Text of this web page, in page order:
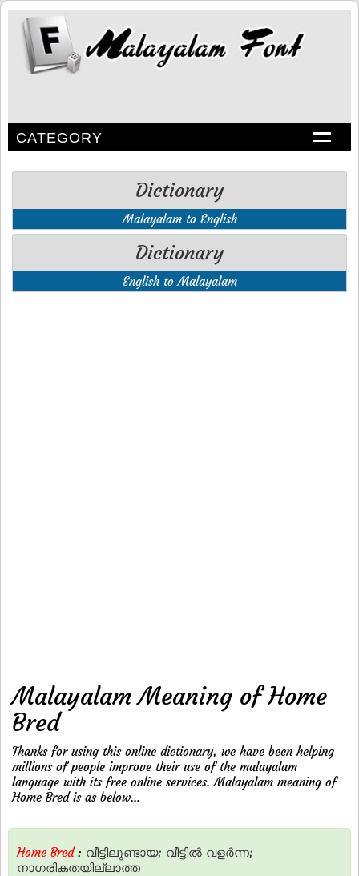
CATEGORY
Dictionary
Malayalam to English
Dictionary
English to Malayalam
Malayalam Meaning of Home
Bred
Thanks for using this online dictionary, we have been helping
millions of people improve their use of the malayalam
language with its free online services. Malayalam meaning of
Home Bred is as below...
Home Bred: വീട്ടിലുണ്ടായ; വീട്ടില്‍ വളര്‍ന്ന;
നാഗരികതയില്ലാത്ത